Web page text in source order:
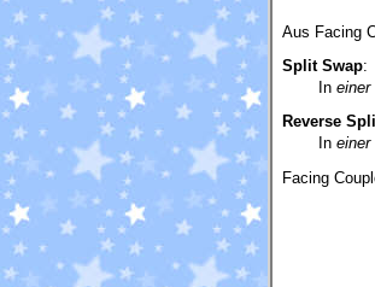
Aus Facing
Split Swap:
In einer
Reverse
In einer
Facing